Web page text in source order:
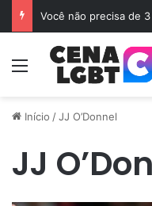
Você não precisa de
Menu
Início /JJ O’Donnel
JJ